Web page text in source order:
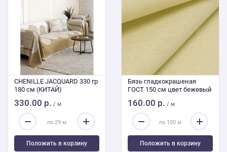
CHENILLE JACQUARD 330 гр
180 см (КИТАЙ)
330.00 р. / м
Положить в корзину
Бязь гладкокрашеная
ГОСТ 150 см цвет бежевый
160.00 р. / м
Положить в корзину